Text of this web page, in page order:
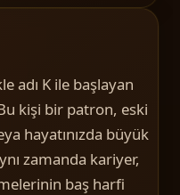
adı K ile başlayan
kişi bir patron, eski
hayatınızda büyük
zamanda kariyer,
baş harfi